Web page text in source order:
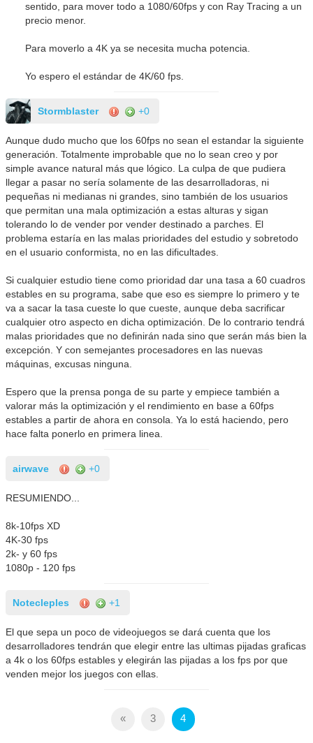
sentido, para mover todo a 1080/60fps y con Ray Tracing a un
precio menor.
Para moverlo a 4K ya se necesita mucha potencia.
Yo espero el estándar de 4K/60 fps.
Stormblaster +0
Aunque dudo mucho que los 60fps no sean el estandar la siguiente
generación. Totalmente improbable que no lo sean creo y por
simple avance natural más que lógico. La culpa de que pudiera
llegar a pasar no sería solamente de las desarrolladoras, ni
pequeñas ni medianas ni grandes, sino también de los usuarios
que permitan una mala optimización a estas alturas y sigan
tolerando lo de vender por vender destinado a parches. El
problema estaría en las malas prioridades del estudio y sobretodo
en el usuario conformista, no en las dificultades.
Si cualquier estudio tiene como prioridad dar una tasa a 60 cuadros
estables en su programa, sabe que eso es siempre lo primero y te
va a sacar la tasa cueste lo que cueste, aunque deba sacrificar
cualquier otro aspecto en dicha optimización. De lo contrario tendrá
malas prioridades que no definirán nada sino que serán más bien la
excepción. Y con semejantes procesadores en las nuevas
máquinas, excusas ninguna.
Espero que la prensa ponga de su parte y empiece también a
valorar más la optimización y el rendimiento en base a 60fps
estables a partir de ahora en consola. Ya lo está haciendo, pero
hace falta ponerlo en primera linea.
airwave +0
RESUMIENDO...
8k-10fps XD
4K-30 fps
2k- y 60 fps
1080p - 120 fps
Notecleples +1
El que sepa un poco de videojuegos se dará cuenta que los
desarrolladores tendrán que elegir entre las ultimas pijadas graficas
a 4k o los 60fps estables y elegirán las pijadas a los fps por que
venden mejor los juegos con ellas.
« 3 4